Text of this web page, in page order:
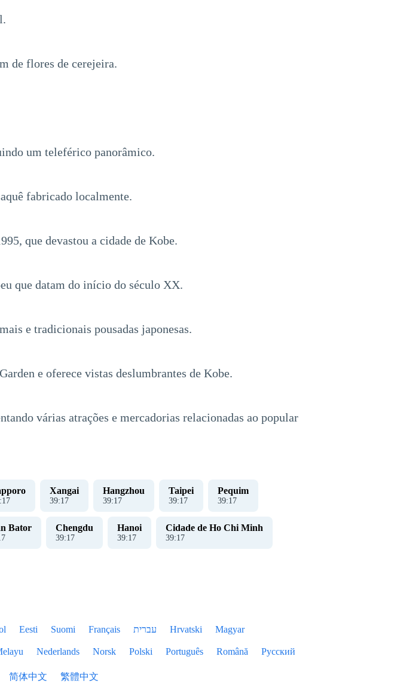
de flores de cerejeira.
um teleférico panorâmico.
fabricado localmente.
que devastou a cidade de Kobe.
que datam do início do século XX.
e tradicionais pousadas japonesas.
e oferece vistas deslumbrantes de Kobe.
várias atrações e mercadorias relacionadas ao popular
18
Xangai
39:18
Hangzhou
39:18
Taipei
39:18
Pequim
39:18
Bator Chengdu
39:18
Hanoi
39:18
Cidade de Ho Chi Minh
39:18
Eesti Suomi Français עברית Hrvatski Magyar
Nederlands Norsk Polski Português Română Русский
简体中文 繁體中文